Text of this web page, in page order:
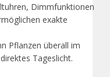
Dimmfunktionen
exakte
Pflanzen überall im
Tageslicht.